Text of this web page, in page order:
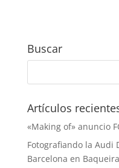
Buscar
Artículos
«Making of» anuncio
Fotografiando la Audi
Barcelona en Baqueira